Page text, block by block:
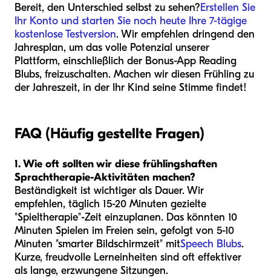
Bereit, den Unterschied selbst zu sehen?Erstellen Sie
Ihr Konto und starten Sie noch heute Ihre 7-tägige
kostenlose Testversion. Wir empfehlen dringend den
Jahresplan, um das volle Potenzial unserer
Plattform, einschließlich der Bonus-App Reading
Blubs, freizuschalten. Machen wir diesen Frühling zu
der Jahreszeit, in der Ihr Kind seine Stimme findet!
FAQ (Häufig gestellte Fragen)
1. Wie oft sollten wir diese frühlingshaften
Sprachtherapie-Aktivitäten machen?
Beständigkeit ist wichtiger als Dauer. Wir
empfehlen, täglich 15-20 Minuten gezielte
"Spieltherapie"-Zeit einzuplanen. Das könnten 10
Minuten Spielen im Freien sein, gefolgt von 5-10
Minuten "smarter Bildschirmzeit" mitSpeech Blubs.
Kurze, freudvolle Lerneinheiten sind oft effektiver
als lange, erzwungene Sitzungen.